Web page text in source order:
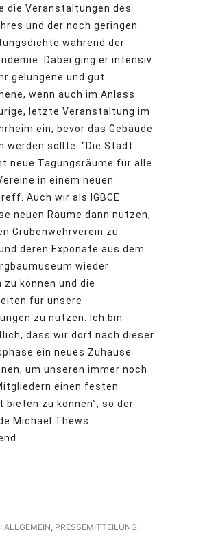
die Veranstaltungen des
und der noch geringen
während der
Dabei ging er intensiv
gelungene und gut
wenn auch im Anlass
letzte Veranstaltung im
ein, bevor das Gebäude
werden sollte. “Die Stadt
neue Tagungsräume für alle
in einem neuen
Auch wir als IGBCE
neuen Räume dann nutzen,
Grubenwehrverein zu
deren Exponate aus dem
wieder
können und die
für unsere
zu nutzen. Ich bin
dass wir dort nach dieser
ein neues Zuhause
um unseren immer noch
einen festen
bieten zu können”, so der
Michael Thews
ALLGEMEIN, PRESSEMITTEILUNG,